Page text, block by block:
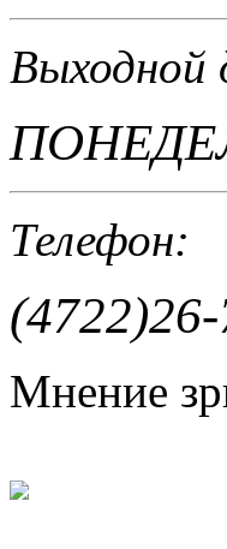
Выходной
Телефон:
Мнение